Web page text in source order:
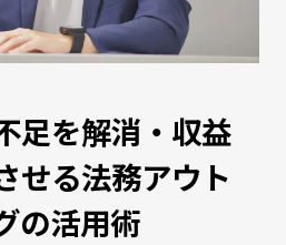
足を解消・収益
せる法務アウト
の活用術